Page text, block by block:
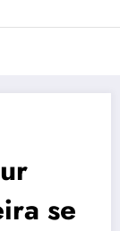
football
se